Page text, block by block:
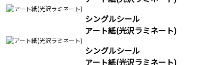
シングルシール
アート紙(光沢ラミネート)
シングルシール
アート紙(光沢ラミネート)